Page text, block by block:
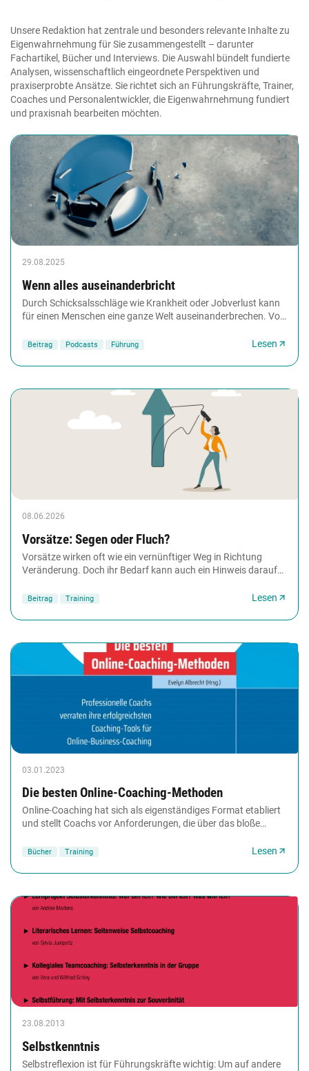
Unsere Redaktion hat zentrale und besonders relevante Inhalte zu
Eigenwahrnehmung für Sie zusammengestellt – darunter
Fachartikel, Bücher und Interviews. Die Auswahl bündelt fundierte
Analysen, wissenschaftlich eingeordnete Perspektiven und
praxiserprobte Ansätze. Sie richtet sich an Führungskräfte, Trainer,
Coaches und Personalentwickler, die Eigenwahrnehmung fundiert
und praxisnah bearbeiten möchten.
29.08.2025
Wenn alles auseinanderbricht
Durch Schicksalsschläge wie Krankheit oder Jobverlust kann
für einen Menschen eine ganze Welt auseinanderbrechen. Vor
Beitrag Podcasts Führung Lesen
08.06.2026
Vorsätze: Segen oder Fluch?
Vorsätze wirken oft wie ein vernünftiger Weg in Richtung
Veränderung. Doch ihr Bedarf kann auch ein Hinweis darauf
Beitrag Training Lesen
03.01.2023
Die besten Online-Coaching-Methoden
Online-Coaching hat sich als eigenständiges Format etabliert
und stellt Coachs vor Anforderungen, die über das bloße
Bücher Training Lesen
23.08.2013
Selbstkenntnis
Selbstreflexion ist für Führungskräfte wichtig: Um auf andere